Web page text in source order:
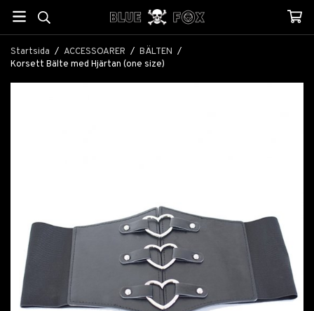
Startsida / ACCESSOARER / BÄLTEN /
Korsett Bälte med Hjärtan (one size)